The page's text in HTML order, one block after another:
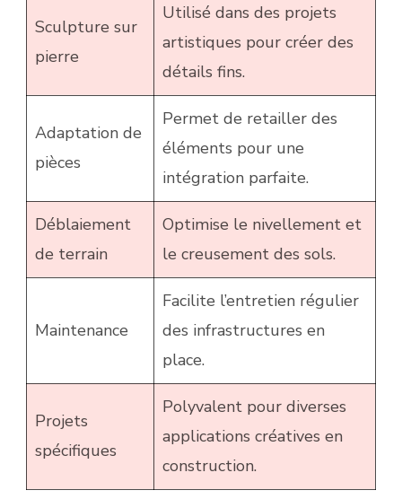
Sculpture sur
pierre
Utilisé dans des projets
artistiques pour créer des
détails fins.
Adaptation de
pièces
Permet de retailler des
éléments pour une
intégration parfaite.
Déblaiement
de terrain
Optimise le nivellement et
le creusement des sols.
Maintenance
Facilite l’entretien régulier
des infrastructures en
place.
Projets
spécifiques
Polyvalent pour diverses
applications créatives en
construction.